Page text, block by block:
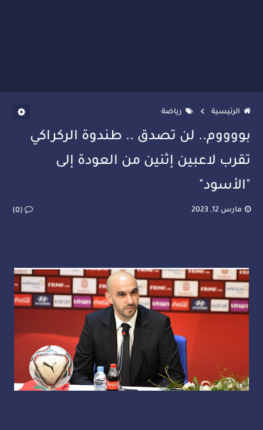
الرئيسية رياضة
بووووم.. لن تصدق .. طندوة الركراكي
تقرب لاعبين إثنين من العودة إلى
"الأسود"
مارس 12, 2023 (0)